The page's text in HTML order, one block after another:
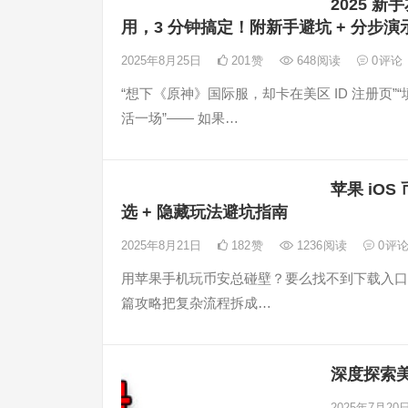
2025 新
用，3 分钟搞定！附新手避坑 + 分步演
2025年8月25日 201赞 648阅读 0评论
“想下《原神》国际服，却卡在美区 ID 注册页
活一场”—— 如果…
苹果 iOS
选 + 隐藏玩法避坑指南
2025年8月21日 182赞 1236阅读 0评论
用苹果手机玩币安总碰壁？要么找不到下载入
篇攻略把复杂流程拆成…
深度探索